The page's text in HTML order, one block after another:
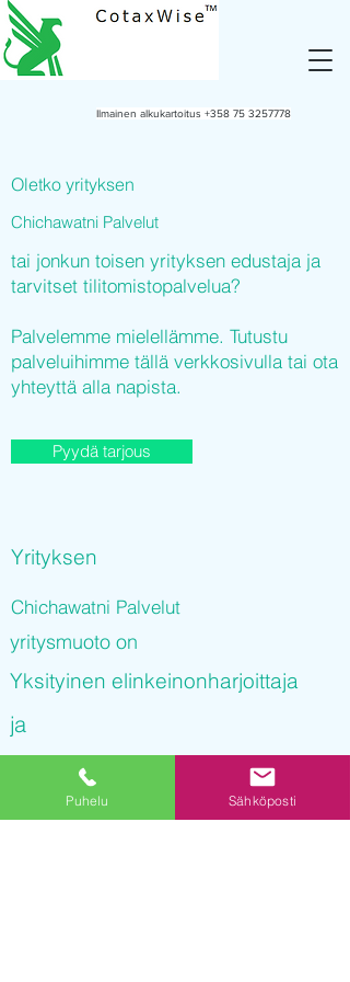
Ilmainen alkukartoitus +358 75 3257778
Oletko yrityksen
Chichawatni Palvelut
tai jonkun toisen yrityksen edustaja ja
tarvitset tilitomistopalvelua?
Palvelemme mielellämme. Tutustu
palveluihimme tällä verkkosivulla tai ota
yhteyttä alla napista.
Pyydä tarjous
Yrityksen
Chichawatni Palvelut
yritysmuoto on
Yksityinen elinkeinonharjoittaja
ja
Chichawatni Palvelut
on rekisteröity kaupparekisteriin
Puhelu Sähköposti